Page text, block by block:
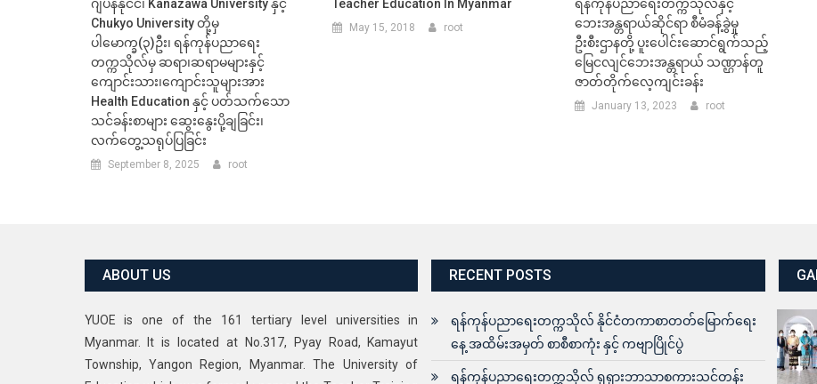
ABOUT US
YUOE is one of the 161 tertiary level universities in
Myanmar. It is located at No.317, Pyay Road, Kamayut
နှစ်ဝက်) လက်တွေ့တန်းပြဆင်းခြင်း (Bloc Teaching)
အတွက် ပါမောက္ခချုပ် ဩဝါဒခံယူပွဲ
Power by Winner Computer Group Home News & Activities Departments R&D